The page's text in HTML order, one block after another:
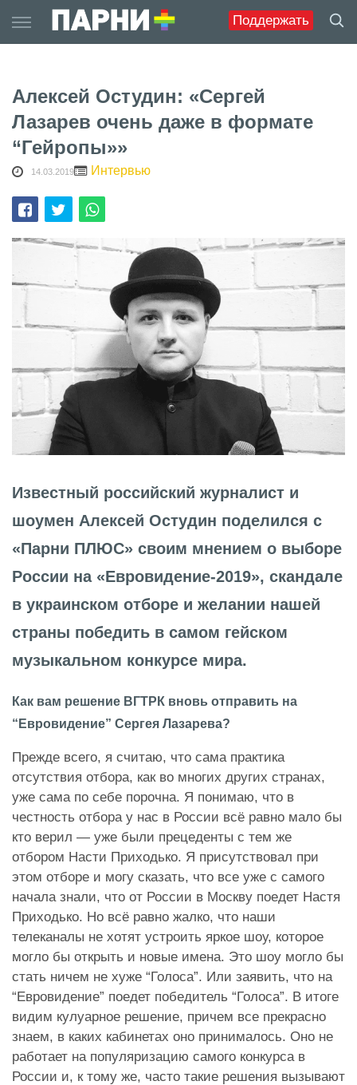
Поддержать
to
content
Алексей Остудин: «Сергей
Лазарев очень даже в формате
“Гейропы»»
14.03.2019 Интервью
Известный российский журналист и
шоумен Алексей Остудин поделился с
«Парни ПЛЮС» своим мнением о выборе
России на «Евровидение-2019», скандале
в украинском отборе и желании нашей
страны победить в самом гейском
музыкальном конкурсе мира.
Как вам решение ВГТРК вновь отправить на
“Евровидение” Сергея Лазарева?
Прежде всего, я считаю, что сама практика
отсутствия отбора, как во многих других странах,
уже сама по себе порочна. Я понимаю, что в
честность отбора у нас в России всё равно мало бы
кто верил — уже были прецеденты с тем же
отбором Насти Приходько. Я присутствовал при
этом отборе и могу сказать, что все уже с самого
начала знали, что от России в Москву поедет Настя
Приходько. Но всё равно жалко, что наши
телеканалы не хотят устроить яркое шоу, которое
могло бы открыть и новые имена. Это шоу могло бы
стать ничем не хуже “Голоса”. Или заявить, что на
“Евровидение” поедет победитель “Голоса”. В итоге
видим кулуарное решение, причем все прекрасно
знаем, в каких кабинетах оно принималось. Оно не
работает на популяризацию самого конкурса в
России и, к тому же, часто такие решения вызывают